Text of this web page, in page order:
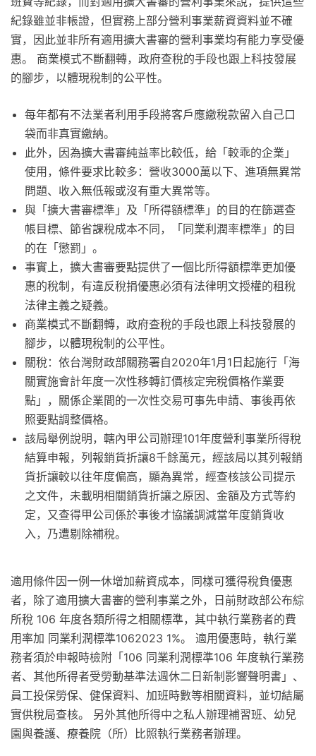
紀錄雖並非帳證，但實務上部分營利事業薪資資料並不確
實，因此並非所有適用擴大書審的營利事業均有能力享受優
惠。 商業模式不斷翻轉，政府查稅的手段也跟上科技發展
的腳步，以體現稅制的公平性。
每年都有不法業者利用手段將客戶應繳稅款留入自己口
袋而非真實繳納。
此外，因為擴大書審純益率比較低，給「較乖的企業」
使用，條件要求比較多：營收3000萬以下、進項無異常
問題、收入無低報或沒有重大異常等。
與「擴大書審標準」及「所得額標準」的目的在篩選查
帳目標、節省課稅成本不同，「同業利潤率標準」的目
的在「懲罰」。
事實上，擴大書審要點提供了一個比所得額標準更加優
惠的稅制，有違反稅捐優惠必須有法律明文授權的租稅
法律主義之疑義。
商業模式不斷翻轉，政府查稅的手段也跟上科技發展的
腳步，以體現稅制的公平性。
關稅：依台灣財政部關務署自2020年1月1日起施行「海
關實施會計年度一次性移轉訂價核定完稅價格作業要
點」，關係企業間的一次性交易可事先申請、事後再依
照要點調整價格。
該局舉例說明，轄內甲公司辦理101年度營利事業所得稅
結算申報，列報銷貨折讓8千餘萬元，經該局以其列報銷
貨折讓較以往年度偏高，顯為異常，經查核該公司提示
之文件，未載明相關銷貨折讓之原因、金額及方式等約
定，又查得甲公司係於事後才協議調減當年度銷貨收
入，乃遭剔除補稅。
適用條件因一例一休增加薪資成本，同樣可獲得稅負優惠
者，除了適用擴大書審的營利事業之外，日前財政部公布綜
所稅 106 年度各類所得之相關標準，其中執行業務者的費
用率加 同業利潤標準1062023 1%。 適用優惠時，執行業
務者須於申報時檢附「106 同業利潤標準106 年度執行業務
者、其他所得者受勞動基準法週休二日新制影響聲明書」、
員工投保勞保、健保資料、加班時數等相關資料，並切結屬
實供稅局查核。 另外其他所得中之私人辦理補習班、幼兒
園與養護、療養院（所）比照執行業務者辦理。